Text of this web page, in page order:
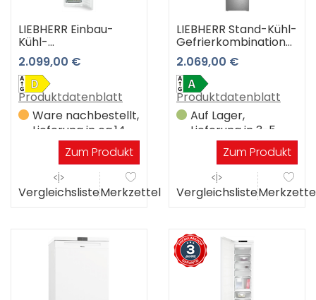
LIEBHERR Einbau-
Kühl-
Gefrierkombination
ICBNSd 5623-20 3
Jahre Premiumshop
Garantie
2.099,00 €
Produktdatenblatt
Ware nachbestellt,
Lieferung in ca.14
Werktagen
Zum Produkt
VergleichslisteMerkzettel
LIEBHERR Stand-Kühl-
Gefrierkombination
CBNsda 575i-22 3
Jahre Premiumshop
Garantie
2.069,00 €
Produktdatenblatt
Auf Lager,
Lieferung in 3-5
Werktagen
Zum Produkt
Vergleichsliste